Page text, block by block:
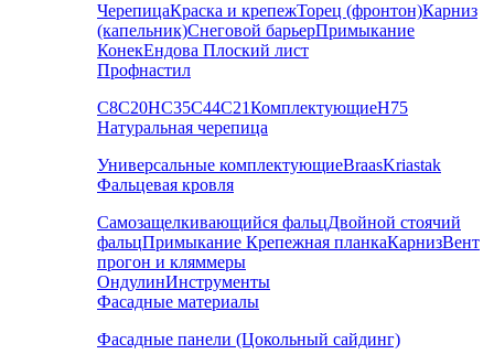
ЧерепицаКраска и крепежТорец (фронтон)Карниз
(капельник)Снеговой барьерПримыкание
КонекЕндова Плоский лист
Профнастил
С8С20НС35С44С21КомплектующиеН75
Натуральная черепица
Универсальные комплектующиеBraasKriastak
Фальцевая кровля
Самозащелкивающийся фальцДвойной стоячий
фальцПримыкание Крепежная планкаКарнизВент
прогон и кляммеры
ОндулинИнструменты
Фасадные материалы
Фасадные панели (Цокольный сайдинг)